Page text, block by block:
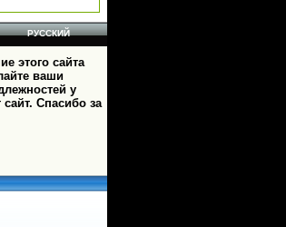
РУССКИЙ
этого сайта
ваши
у
Спасибо за